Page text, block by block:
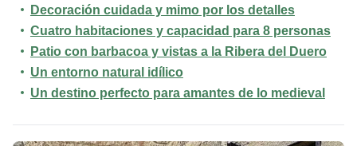
Decoración cuidada y mimo por los detalles
Cuatro habitaciones y capacidad para 8 personas
Patio con barbacoa y vistas a la Ribera del Duero
Un entorno natural idílico
Un destino perfecto para amantes de lo medieval